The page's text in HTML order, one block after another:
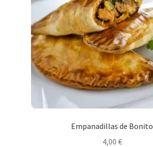
Empanadillas de Bonito
4,00 €